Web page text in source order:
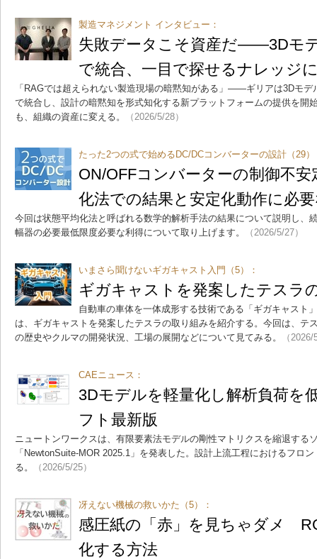
製造マネジメント インタビュー：
失敗データこそ資産だ――3Dモ
で統合、一目で探せるナレッジ
「RAGでは超えられない製造現場の暗黙知がある」――ギリアは3Dモデ
で統合し、設計の暗黙知を形式知化する新プラットフォームの提供を開
も、組織の資産に変える。
（2026/5/28）
たった2つの式で始めるDC/DCコンバーターの設計（29）
ON/OFFコンバーターの制御不
化法での結果と安定化動作に必
今回は状態平均化法と呼ばれる数学的解析手法の結果について説明し、
幅器の必要最低限度必要な利得について取り上げます。
（2026/5/27）
いまさら聞けないギガキャスト入門（5）：
ギガキャストを発案したテスラ
自動車の車体を一体成形する技術である「ギガキャスト
は、ギガキャストを発案したテスラの取り組みを紹介する。今回は、テ
の歴史やクルマの開発状況、工場の展開などについて見てみる。
（
CAEニュース：
3Dモデルを軽量化し解析負荷を
フト最新版
ニュートンワークスは、有限要素法モデルの剛性マトリクスを縮退する
「NewtonSuite-MOR 2025.1」を発表した。設計上流工程におけるフロ
る。
（2026/5/25）
冴えない機械の救いかた（5）：
感圧紙の「赤」を見ちゃダメ
化する方法